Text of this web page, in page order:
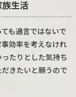
生活
も過言ではないで
効率を考えなけれ
たりとした気持ち
きたいと願うので